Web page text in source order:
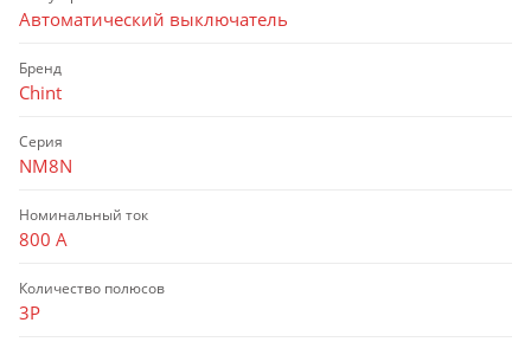
Автоматический выключатель
Бренд
Chint
Серия
NM8N
Номинальный ток
800 А
Количество полюсов
3P